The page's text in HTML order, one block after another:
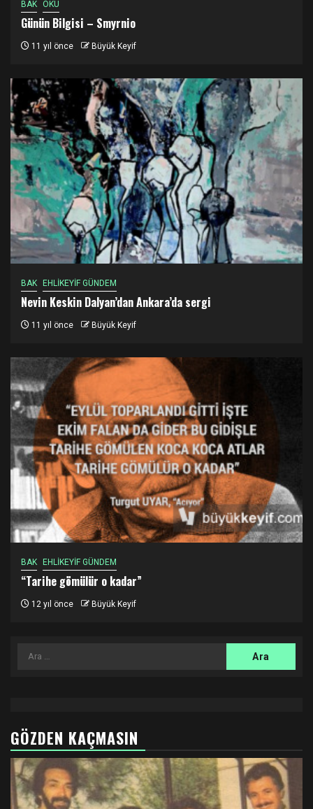
BAK OKU
Günün Bilgisi – Smyrnio
11 yıl önce Büyük Keyif
BAK EHLİKEYİF GÜNDEM
Nevin Keskin Dalyan’dan Ankara’da sergi
11 yıl önce Büyük Keyif
BAK EHLİKEYİF GÜNDEM
“Tarihe gömülür o kadar”
12 yıl önce Büyük Keyif
Arama:
GÖZDEN KAÇMASIN